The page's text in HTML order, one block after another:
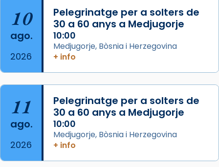
L’arquebisbe de Barcelona, el cardenal Joan
Josep Omella, ha presidit la missa i l’ha
concelebrat el bisbe auxiliar de Barcelona,
Mons. David Abadías.
📸 Dr. G. Simón
Foto
View on Facebook · Share
Arquebisbat de Barcelona
2 weeks ago
10
ago.
2026
Pelegrinatge per a solters de
30 a 60 anys a Medjugorje
10:00
Medjugorje, Bòsnia i Herzegovina
+ info
11
ago.
2026
Pelegrinatge per a solters de
30 a 60 anys a Medjugorje
10:00
Medjugorje, Bòsnia i Herzegovina
+ info